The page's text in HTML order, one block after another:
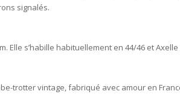
signalés.
Elle s’habille habituellement en 44/46 et
trotter vintage, fabriqué avec amour en